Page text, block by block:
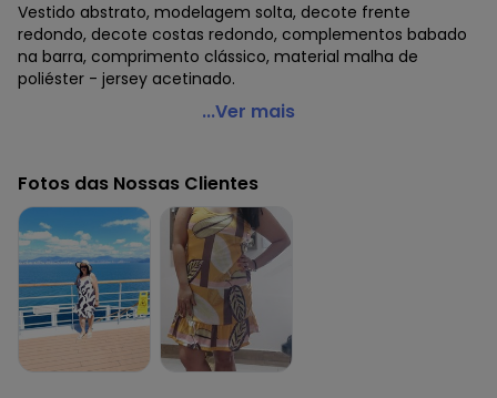
Vestido abstrato, modelagem solta, decote frente
redondo, decote costas redondo, complementos babado
na barra, comprimento clássico, material malha de
poliéster - jersey acetinado.
Marguerite - Vestido Abstrato em Jersey Acetinado
Modelagem: Solta
Decote frente: Redondo
Decote costas: Redondo
Complemento: Babado na barra;
Comprimento: Clássico
Material: Malha de Poliéster - Jersey Acetinado
Estação: Verão
Situação de Uso: Casual
Composição Material: 100% Poliéster
...Ver mais
Fotos das Nossas Clientes